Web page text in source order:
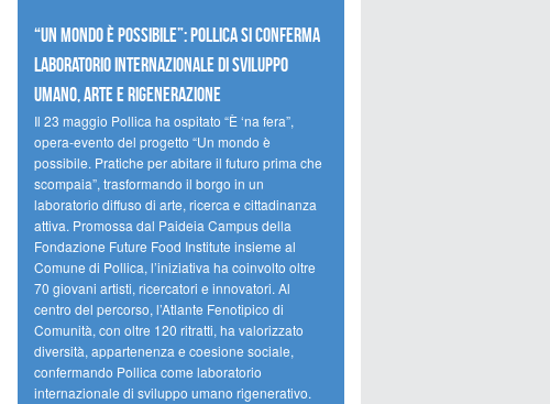
“UN MONDO È POSSIBILE”: POLLICA SI CONFERMA
LABORATORIO INTERNAZIONALE DI SVILUPPO
UMANO, ARTE E RIGENERAZIONE
Il 23 maggio Pollica ha ospitato “È ‘na fera”,
opera-evento del progetto “Un mondo è
possibile. Pratiche per abitare il futuro prima che
scompaia”, trasformando il borgo in un
laboratorio diffuso di arte, ricerca e cittadinanza
attiva. Promossa dal Paideia Campus della
Fondazione Future Food Institute insieme al
Comune di Pollica, l’iniziativa ha coinvolto oltre
70 giovani artisti, ricercatori e innovatori. Al
centro del percorso, l’Atlante Fenotipico di
Comunità, con oltre 120 ritratti, ha valorizzato
diversità, appartenenza e coesione sociale,
confermando Pollica come laboratorio
internazionale di sviluppo umano rigenerativo.